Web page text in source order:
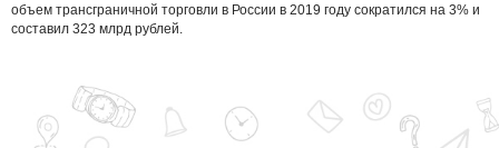
объем трансграничной торговли в России в 2019 году сократился на 3% и
составил 323 млрд рублей.